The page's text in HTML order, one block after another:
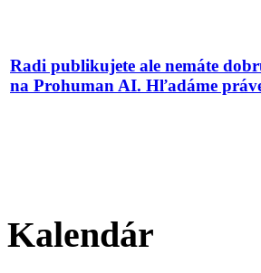
Radi publikujete ale nemáte
na Prohuman AI. Hľadáme
Kalendár